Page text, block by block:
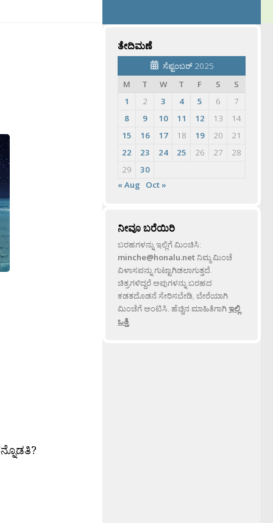
ತೇದಿಮಣೆ
ಸೆಪ್ಟಂಬರ್ 2025
M
T W T F S
S
1
2 3 4 5 6
7
8
9 10 11 12 13
14
15
16 17 18 19 20
21
22
23 24 25 26 27
28
29
30
« Aug
Oct »
ನೀವೂ ಬರೆಯಿರಿ
ಬರಹಗಳನ್ನು ಇಲ್ಲಿಗೆ ಮಿಂಚಿಸಿ:
minche@honalu.netನಿಮ್ಮ ಮಿಂಚೆ
ವಿಳಾಸವನ್ನು ಗುಟ್ಟಾಗಿಡಲಾಗುತ್ತದೆ.
ಚಿತ್ರಗಳಿದ್ದರೆ ಅವುಗಳನ್ನು ಬರಹದ
ಕಡತದೊಡನೆ ಸೇರಿಸಬೇಡಿ, ಬೇರೆಯಾಗಿ
ಮಿಂಚೆಗೆ ಅಂಟಿಸಿ. ಹೆಚ್ಚಿನ ಮಾಹಿತಿಗಾಗಿಇಲ್ಲಿ
ಒತ್ತಿ.